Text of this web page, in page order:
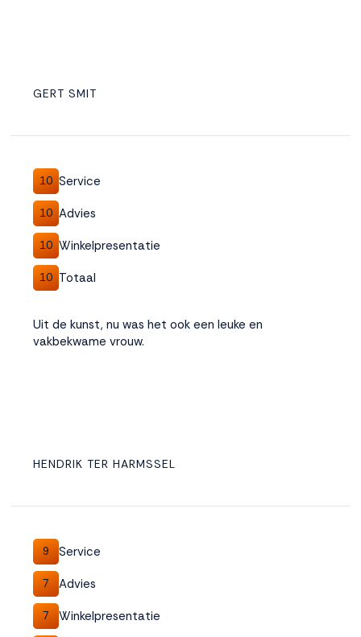
GERT SMIT
10 Service
10 Advies
10 Winkelpresentatie
10 Totaal
Uit de kunst, nu was het ook een leuke en
vakbekwame vrouw.
HENDRIK TER HARMSSEL
9 Service
7 Advies
7 Winkelpresentatie